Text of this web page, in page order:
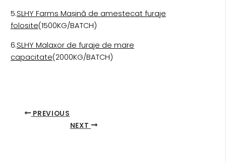
5.SLHY Farms Mașină de amestecat furaje
folosite(1500KG/BATCH)
6.SLHY Malaxor de furaje de mare
capacitate(2000KG/BATCH)
PREVIOUS
NEXT